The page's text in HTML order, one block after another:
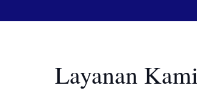
Layanan Kami